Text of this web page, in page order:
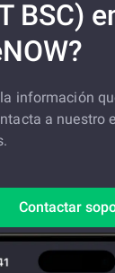
BSC)
información
a nuestro
Contactar